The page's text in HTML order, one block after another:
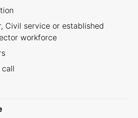
Civil service or established
workforce